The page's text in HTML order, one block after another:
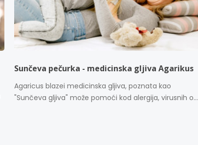
Sunčeva pečurka - medicinska gljiva Agarikus
Agaricus blazei medicinska gljiva, poznata kao
"Sunčeva gljiva" može pomoći kod alergija, virusnih o...